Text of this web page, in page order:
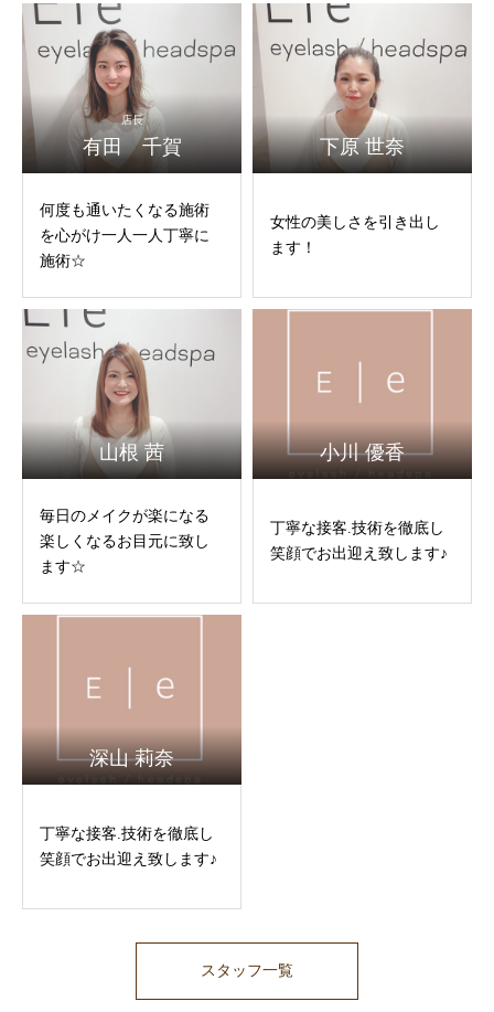
店長
有田 千賀
何度も通いたくなる施術
を心がけ一人一人丁寧に
施術☆
下原 世奈
女性の美しさを引き出し
ます！
山根 茜
毎日のメイクが楽になる
楽しくなるお目元に致し
ます☆
小川 優香
丁寧な接客.技術を徹底し
笑顔でお出迎え致します♪
深山 莉奈
丁寧な接客.技術を徹底し
笑顔でお出迎え致します♪
スタッフ一覧